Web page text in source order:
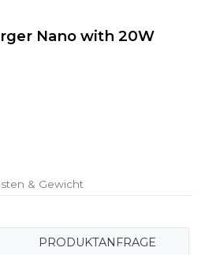
Nano with 20W
& Gewicht
PRODUKTANFRAGE